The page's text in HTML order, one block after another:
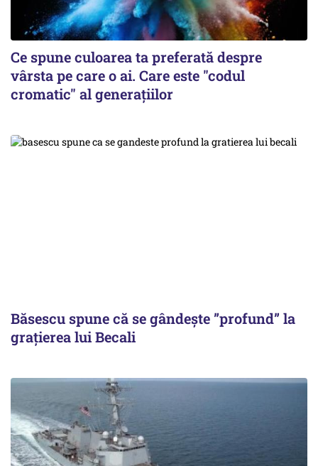
Ce spune culoarea ta preferată despre
vârsta pe care o ai. Care este "codul
cromatic" al generațiilor
Băsescu spune că se gândește ”profund” la
grațierea lui Becali